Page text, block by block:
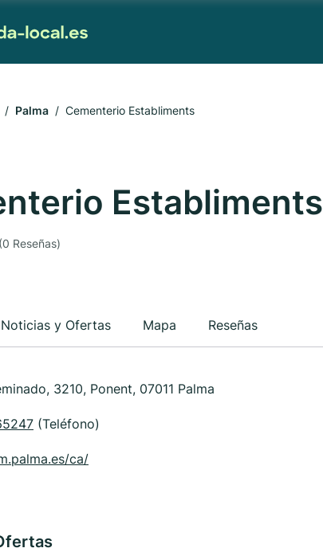
Palma Cementerio Establiments
Establiments
(0 Reseñas)
Noticias y Ofertas Mapa Reseñas
3210, Ponent, 07011 Palma
(Teléfono)
ca/